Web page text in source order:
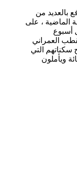
بالعديد من
الماضية ، على
أسبوع
العمراني
سكناتهم التي
ويأملون